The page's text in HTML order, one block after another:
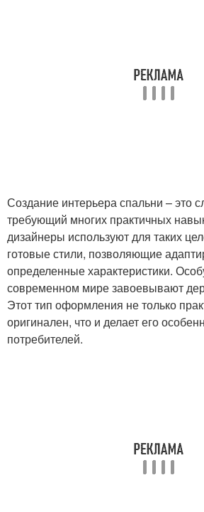
Создание интерьера спальни – это
требующий многих практичных
дизайнеры используют для таких
готовые стили, позволяющие
определенные характеристики.
современном мире завоевывают
Этот тип оформления не только
оригинален, что и делает его
потребителей.